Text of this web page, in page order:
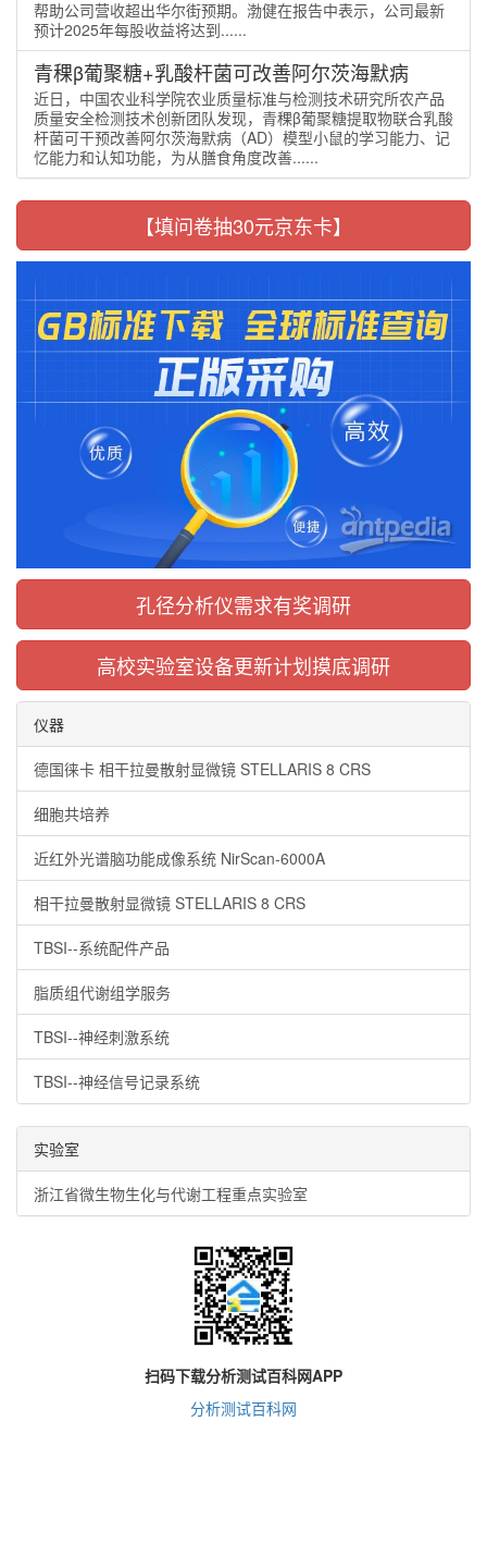
帮助公司营收超出华尔街预期。渤健在报告中表示，公司最新
预计2025年每股收益将达到......
青稞β葡聚糖+乳酸杆菌可改善阿尔茨海默病
近日，中国农业科学院农业质量标准与检测技术研究所农产品
质量安全检测技术创新团队发现，青稞β葡聚糖提取物联合乳酸
杆菌可干预改善阿尔茨海默病（AD）模型小鼠的学习能力、记
忆能力和认知功能，为从膳食角度改善......
【填问卷抽30元京东卡】
孔径分析仪需求有奖调研
高校实验室设备更新计划摸底调研
仪器
德国徕卡 相干拉曼散射显微镜 STELLARIS 8 CRS
细胞共培养
近红外光谱脑功能成像系统 NirScan-6000A
相干拉曼散射显微镜 STELLARIS 8 CRS
TBSI--系统配件产品
脂质组代谢组学服务
TBSI--神经刺激系统
TBSI--神经信号记录系统
实验室
浙江省微生物生化与代谢工程重点实验室
扫码下载分析测试百科网APP
分析测试百科网